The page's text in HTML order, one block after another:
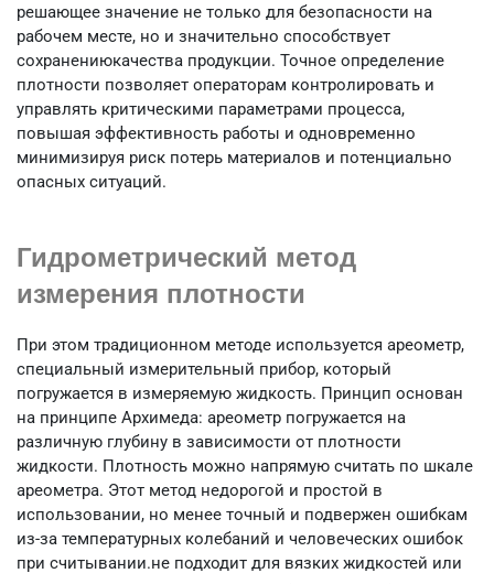
решающее значение не только для безопасности на
рабочем месте, но и значительно способствует
сохранениюкачества продукции. Точное определение
плотности позволяет операторам контролировать и
управлять критическими параметрами процесса,
повышая эффективность работы и одновременно
минимизируя риск потерь материалов и потенциально
опасных ситуаций.
Гидрометрический метод
измерения плотности
При этом традиционном методе используется ареометр,
специальный измерительный прибор, который
погружается в измеряемую жидкость. Принцип основан
на принципе Архимеда: ареометр погружается на
различную глубину в зависимости от плотности
жидкости. Плотность можно напрямую считать по шкале
ареометра. Этот метод недорогой и простой в
использовании, но менее точный и подвержен ошибкам
из-за температурных колебаний и человеческих ошибок
при считывании.не подходит для вязких жидкостей или